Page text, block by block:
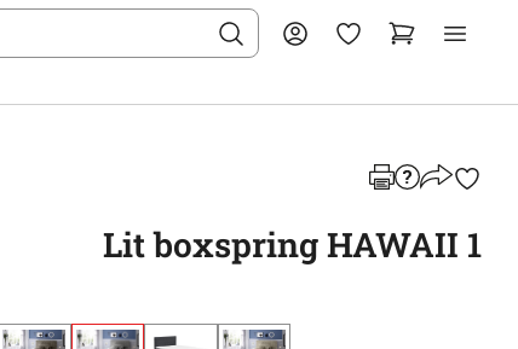
Lit boxspring HAWAII 1